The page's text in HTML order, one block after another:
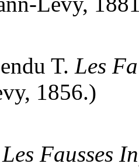
T. Les
1856.)
Les Fausses